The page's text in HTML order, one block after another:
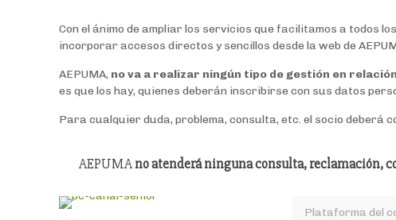
Con el ánimo de ampliar los servicios que facilitamos a todos
incorporar accesos directos y sencillos desde la web de
AEPUMA, no va a realizar ningún tipo de gestión en
es que los hay, quienes deberán inscribirse con sus datos
Para cualquier duda, problema, consulta, etc. el socio
AEPUMAno atenderá ninguna consulta, reclamación,
Plataforma del